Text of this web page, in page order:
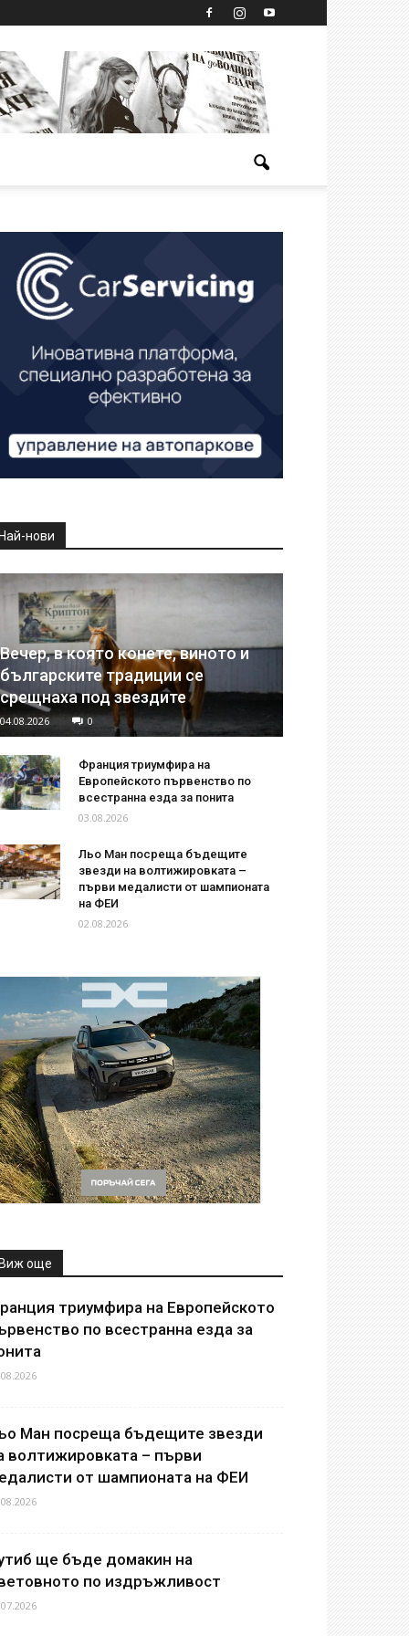
нови
Вечер, в която конете, виното и
българските традиции се
срещнаха под звездите
04.08.2026 0
Франция триумфира на
Европейското първенство по
всестранна езда за понита
03.08.2026
Льо Ман посреща бъдещите
звезди на волтижировката –
първи медалисти от шампионата
на ФЕИ
02.08.2026
още
триумфира на Европейското
по всестранна езда за
Ман посреща бъдещите звезди
волтижировката – първи
от шампионата на ФЕИ
ще бъде домакин на
по издръжливост